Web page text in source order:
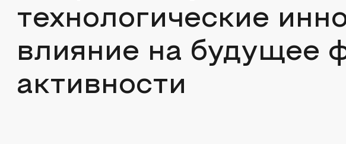
технологические
влияние на будущее
активности